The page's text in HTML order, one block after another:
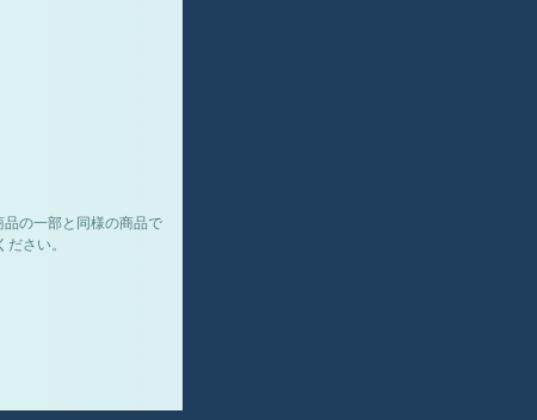
の一部と同様の商品で
さい。